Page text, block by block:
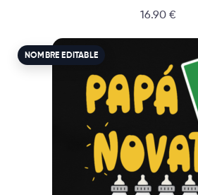
16.90 €
NOMBRE EDITABLE